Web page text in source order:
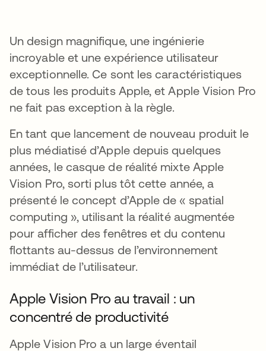
Un design magnifique, une ingénierie
incroyable et une expérience utilisateur
exceptionnelle. Ce sont les caractéristiques
de tous les produits Apple, et Apple Vision Pro
ne fait pas exception à la règle.
En tant que lancement de nouveau produit le
plus médiatisé d’Apple depuis quelques
années, le casque de réalité mixte Apple
Vision Pro, sorti plus tôt cette année, a
présenté le concept d’Apple de « spatial
computing », utilisant la réalité augmentée
pour afficher des fenêtres et du contenu
flottants au-dessus de l’environnement
immédiat de l’utilisateur.
Apple Vision Pro au travail : un
concentré de productivité
Apple Vision Pro a un large éventail